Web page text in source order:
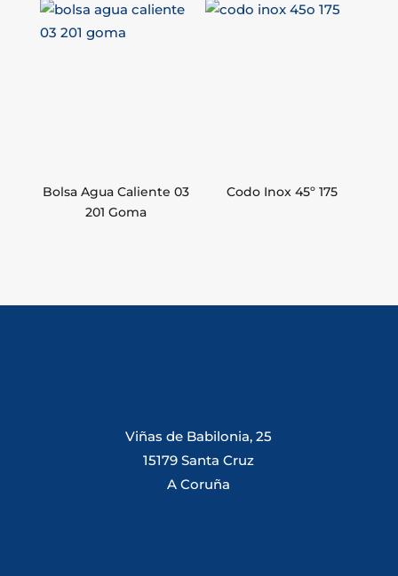
Bolsa Agua Caliente 03
201 Goma
Codo Inox 45º 175
Viñas de Babilonia, 25
15179 Santa Cruz
A Coruña